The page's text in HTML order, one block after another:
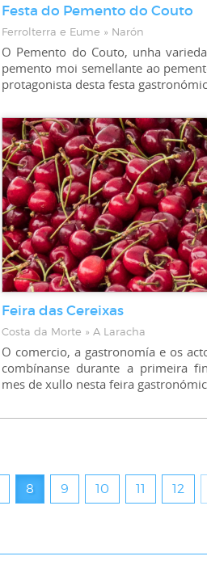
Festa do Pemento do Couto
Ferrolterra e Eume » Narón
O Pemento do Couto, unha
pemento moi semellante ao
Feira das Cereixas
Costa da Morte » A Laracha
O comercio, a gastronomía e os
combínanse durante a primeira
8 9 10 11 12